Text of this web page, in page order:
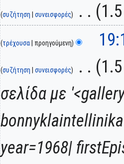
συζήτηση συνεισφορές
τρέχουσα προηγούμενη
συζήτηση συνεισφορές
σελίδα με
year=1968|